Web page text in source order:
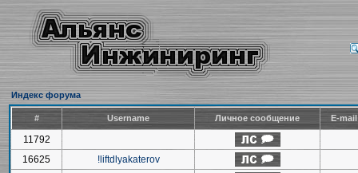
Индекс форума
# Username Личное сообщение E-
11792
16625
!liftdlyakaterov